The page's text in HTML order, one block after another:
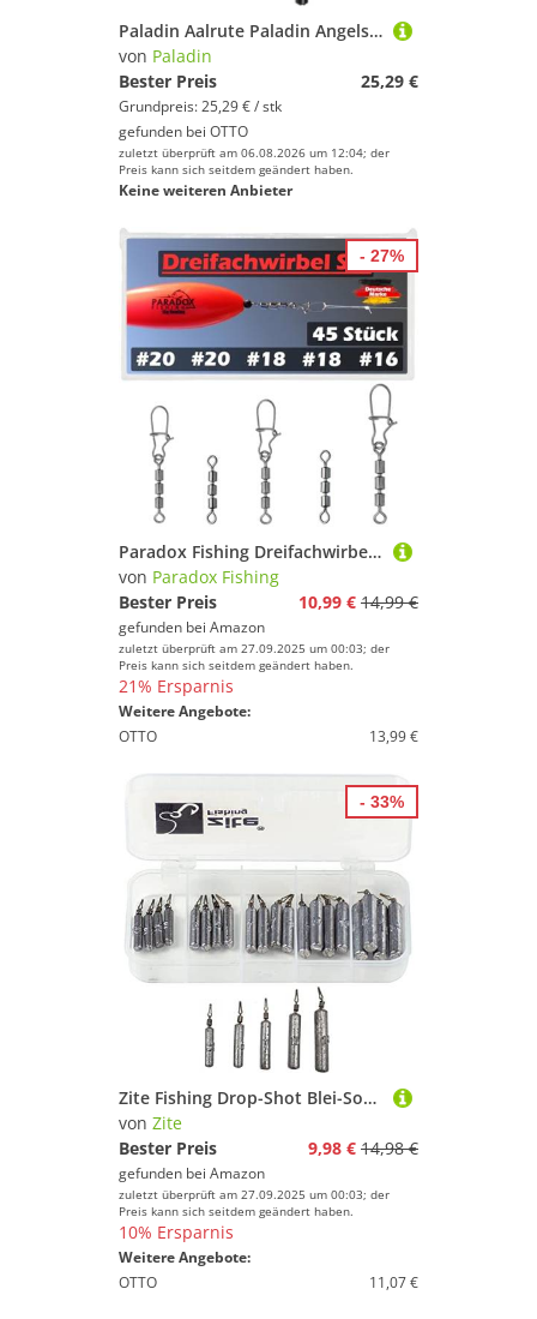
Paladin Aalrute Paladin Angelset Forelle Barsch Länge: 210 cm
von Paladin
Bester Preis
25,29 €
Grundpreis: 25,29 € / stk
gefunden bei OTTO
zuletzt überprüft am 06.08.2026 um 12:04; der
Preis kann sich seitdem geändert haben.
Keine weiteren Anbieter
Paradox Fishing Dreifachwirbel Angeln Set #20-#16 45 Stück I Wirbel zum Angeln auf Forellen Angel-Zubehör Set Wirbelsortiment Forellen Spoons
von Paradox Fishing
Bester Preis
10,99 € 14,99 €
gefunden bei Amazon
zuletzt überprüft am 27.09.2025 um 00:03; der
Preis kann sich seitdem geändert haben.
21% Ersparnis
Weitere Angebote:
OTTO
13,99 €
- 27%
Zite Fishing Drop-Shot Blei-Sortiment in Angel-Box - 25 Stück Stab-Bleie - Angelblei-Set 3,5-14g - Einfach Einclippen
von Zite
Bester Preis
9,98 € 14,98 €
gefunden bei Amazon
zuletzt überprüft am 27.09.2025 um 00:03; der
Preis kann sich seitdem geändert haben.
10% Ersparnis
Weitere Angebote:
OTTO
11,07 €
- 33%